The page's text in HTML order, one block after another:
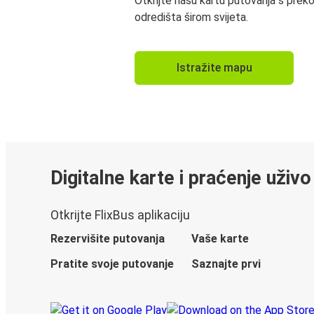
odredišta širom svijeta.
Istražite mapu
Digitalne karte i praćenje uživo
Otkrijte FlixBus aplikaciju
Rezervišite putovanja
Vaše karte
Pratite svoje putovanje
Saznajte prvi